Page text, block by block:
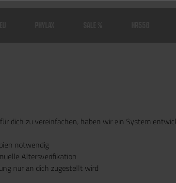
dich zu vereinfachen, haben wir ein System
notwendig
Altersverifikation
nur an dich zugestellt wird